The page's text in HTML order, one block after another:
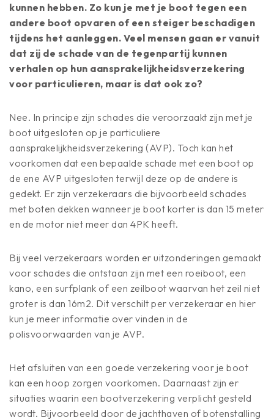
kunnen hebben. Zo kun je met je boot tegen een
andere boot opvaren of een steiger beschadigen
tijdens het aanleggen. Veel mensen gaan er vanuit
dat zij de schade van de tegenpartij kunnen
verhalen op hun aansprakelijkheidsverzekering
voor particulieren, maar is dat ook zo?
Nee. In principe zijn schades die veroorzaakt zijn met je
boot uitgesloten op je particuliere
aansprakelijkheidsverzekering (AVP). Toch kan het
voorkomen dat een bepaalde schade met een boot op
de ene AVP uitgesloten terwijl deze op de andere is
gedekt. Er zijn verzekeraars die bijvoorbeeld schades
met boten dekken wanneer je boot korter is dan 15 meter
en de motor niet meer dan 4PK heeft.
Bij veel verzekeraars worden er uitzonderingen gemaakt
voor schades die ontstaan zijn met een roeiboot, een
kano, een surfplank of een zeilboot waarvan het zeil niet
groter is dan 16m2. Dit verschilt per verzekeraar en hier
kun je meer informatie over vinden in de
polisvoorwaarden van je AVP.
Het afsluiten van een goede verzekering voor je boot
kan een hoop zorgen voorkomen. Daarnaast zijn er
situaties waarin een bootverzekering verplicht gesteld
wordt. Bijvoorbeeld door de jachthaven of botenstalling